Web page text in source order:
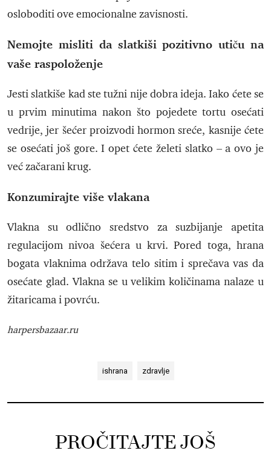
osloboditi ove emocionalne zavisnosti.
Nemojte misliti da slatkiši pozitivno utiču na
vaše raspoloženje
Jesti slatkiše kad ste tužni nije dobra ideja. Iako ćete se
u prvim minutima nakon što pojedete tortu osećati
vedrije, jer šećer proizvodi hormon sreće, kasnije ćete
se osećati još gore. I opet ćete želeti slatko – a ovo je
već začarani krug.
Konzumirajte više vlakana
Vlakna su odlično sredstvo za suzbijanje apetita
regulacijom nivoa šećera u krvi. Pored toga, hrana
bogata vlaknima održava telo sitim i sprečava vas da
osećate glad. Vlakna se u velikim količinama nalaze u
žitaricama i povrću.
harpersbazaar.ru
ishrana zdravlje
PROČITAJTE JOŠ